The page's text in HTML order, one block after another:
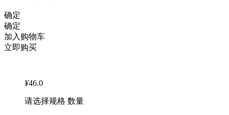
确定
确定
加入购物车
立即购买
¥46.0
请选择规格 数量